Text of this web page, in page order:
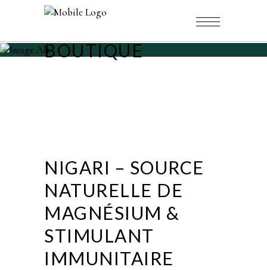
BOUTIQUE
NIGARI – SOURCE
NATURELLE DE
MAGNÉSIUM &
STIMULANT
IMMUNITAIRE